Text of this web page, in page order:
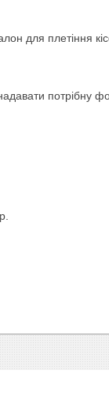
для плетіння
потрібну